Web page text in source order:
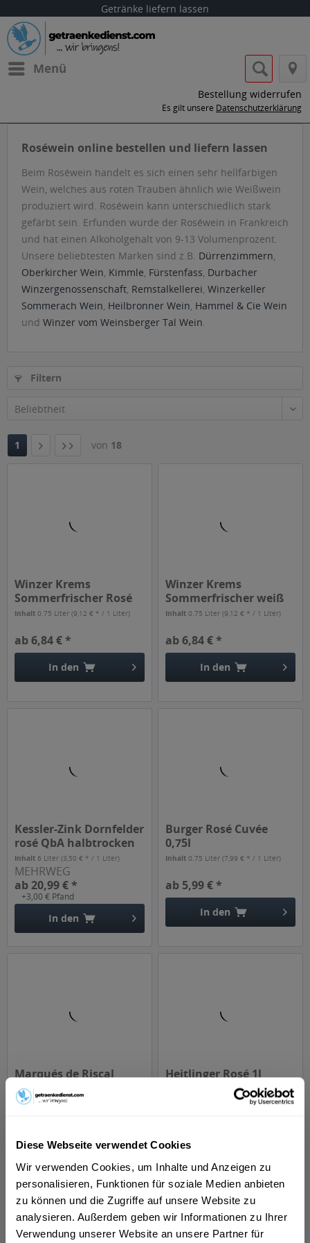
Diese Webseite verwendet Cookies
Wir verwenden Cookies, um Inhalte und Anzeigen zu
personalisieren, Funktionen für soziale Medien anbieten
zu können und die Zugriffe auf unsere Website zu
analysieren. Außerdem geben wir Informationen zu Ihrer
Verwendung unserer Website an unsere Partner für
Getränke liefern lassen
Menü
Bestellung widerrufen
Es gilt unsere Datenschutzerklärung
Roséwein online bestellen und liefern lassen
Beim Roséwein handelt es sich einen sehr hellfarbigen
Wein, welches aus roten Trauben ähnlich wie Weißwein
produziert wird. Roséwein kann unterschiedlich stark
gefärbt sein. Erfunden wurde der Roséwein in Frankreich
und hat einen Alkoholgehalt von 9-13 Volumenprozent.
Unsere beliebtesten Marken sind z.B. Dürrenzimmern,
Oberkircher Wein, Kimmle, Fürstenfass, Durbacher
Winzergenossenschaft, Remstalkellerei, Winzerkeller
Sommerach Wein, Heilbronner Wein, Hammel & Cie Wein
und Winzer vom Weinsberger Tal Wein.
Filtern
1 von 18
Winzer Krems
Sommerfrischer Rosé
0,75l
Inhalt0.75 Liter(9,12 € * / 1 Liter)
ab 6,84 € *
In den
Winzer Krems
Sommerfrischer weiß
0,75l
Inhalt0.75 Liter(9,12 € * / 1 Liter)
ab 6,84 € *
In den
Kessler-Zink Dornfelder
rosé QbA halbtrocken
6...
Inhalt 6 Liter(3,50 € * / 1 Liter)
MEHRWEG
ab 20,99 € *
+3,00 € Pfand
In den
Burger Rosé Cuvée
0,75l
Inhalt0.75 Liter(7,99 € * / 1 Liter)
ab 5,99 € *
In den
Marqués de Riscal
Rioja Rosado 0,75 l
Inhalt 0.75 Liter
Heitlinger Rosé 1l